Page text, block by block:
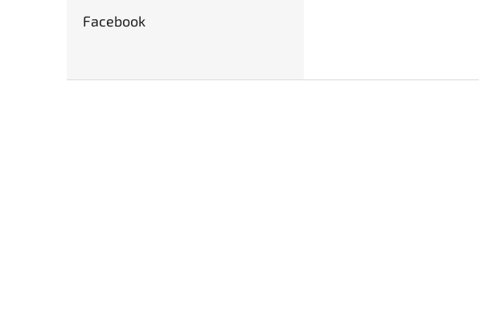
Facebook